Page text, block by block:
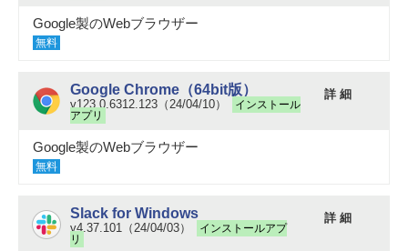
Google製のWebブラウザー
無料
Google Chrome（64bit版）
v123.0.6312.123（24/04/10）
インストール
アプリ
詳 細
Google製のWebブラウザー
無料
Slack for Windows
v4.37.101（24/04/03）
インストールアプ
リ
詳 細